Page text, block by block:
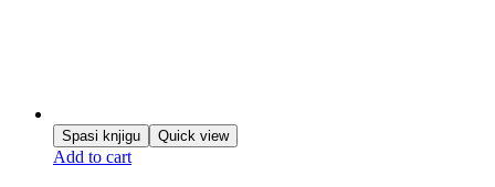
Spasi knjigu Quick view
Add to cart